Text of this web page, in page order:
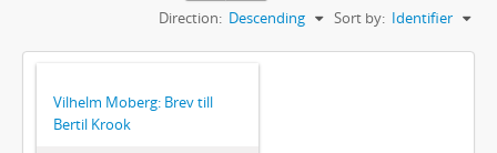
Sort by: Identifier
Direction: Descending
Vilhelm Moberg: Brev till
Bertil Krook